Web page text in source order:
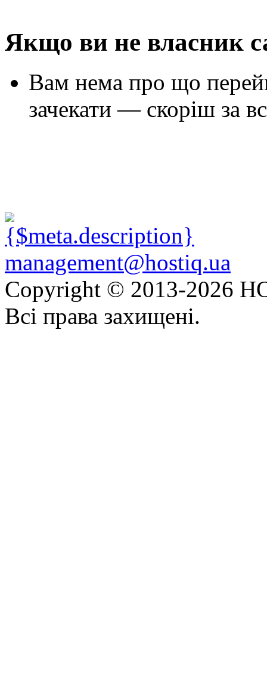
Якщо ви не власник
Вам нема про що
зачекати — скоріш за
management@hostiq.ua
Copyright © 2013-2026
Всі права захищені.